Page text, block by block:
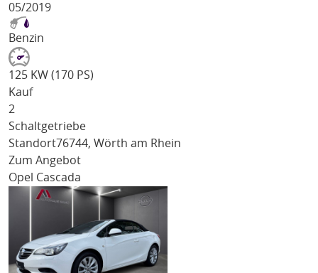
05/2019
Benzin
125 KW (170 PS)
Kauf
2
Schaltgetriebe
Standort76744, Wörth am Rhein
Zum Angebot
Opel Cascada